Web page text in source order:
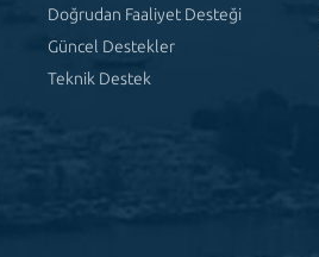
Doğrudan Faaliyet Desteği
Güncel Destekler
Teknik Destek